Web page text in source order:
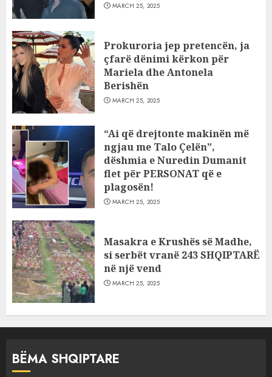
MARCH 25, 2025
Prokuroria jep pretencën, ja
çfarë dënimi kërkon për
Mariela dhe Antonela
Berishën
MARCH 25, 2025
“Ai që drejtonte makinën më
ngjau me Talo Çelën”,
dëshmia e Nuredin Dumanit
flet për PERSONAT që e
plagosën!
MARCH 25, 2025
Masakra e Krushës së Madhe,
si serbët vranë 243 SHQIPTARË
në një vend
MARCH 25, 2025
BËMA SHQIPTARE